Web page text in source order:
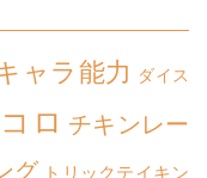
ャラ能力 ダイス
ロ チキンレー
グ トリックテイキン